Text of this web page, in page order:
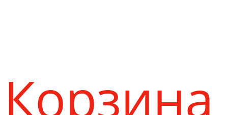
Корзина